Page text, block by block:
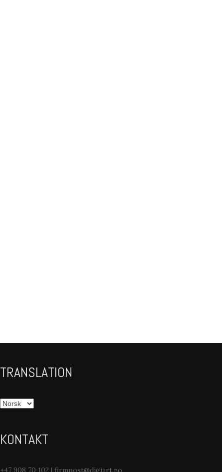
TRANSLATION
KONTAKT
+47 908 70 102 | firmpost@digiart.no